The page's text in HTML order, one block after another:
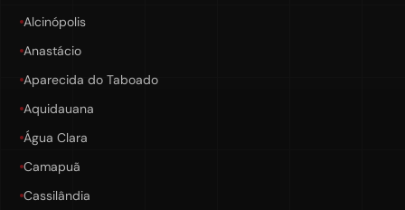
Alcinópolis
Anastácio
Aparecida do Taboado
Aquidauana
Água Clara
Camapuã
Cassilândia